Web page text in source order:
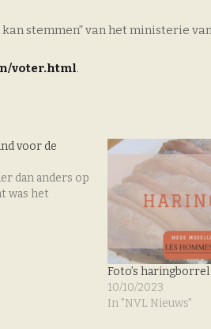
stemmen” van het ministerie
voter.html.
voor de
dan anders op
was het
Foto’s haringborrel
10/10/2023
In "NVL Nieuws"